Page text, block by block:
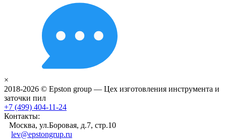
×
2018-2026 © Epston group — Цех изготовления инструмента и
заточки пил
+7 (499) 404-11-24
Контакты:
Москва, ул.Боровая, д.7, стр.10
lev@epstongrup.ru